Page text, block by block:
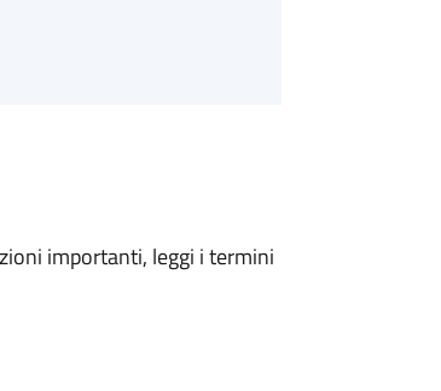
importanti, leggi i termini